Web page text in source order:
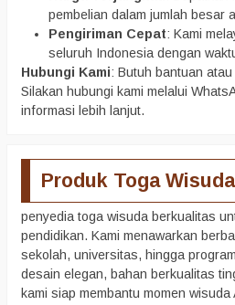
pembelian dalam jumlah besar
Pengiriman Cepat: Kami
seluruh Indonesia dengan
Hubungi Kami: Butuh bantuan
Silakan hubungi kami melalui
informasi lebih lanjut.
Produk Toga Wisuda
penyedia toga wisuda berkualitas
pendidikan. Kami menawarkan
sekolah, universitas, hingga
desain elegan, bahan berkualitas
kami siap membantu momen